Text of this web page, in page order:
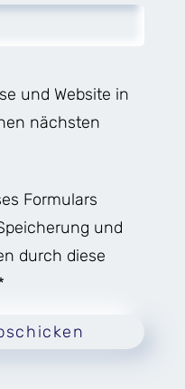
und Website in
nächsten
Formulars
und
durch diese